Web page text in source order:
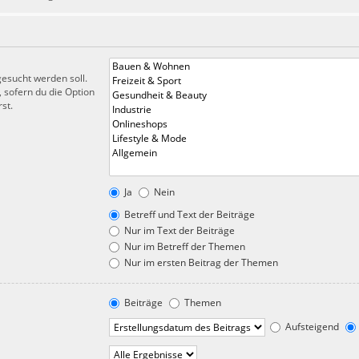
werden soll.
du die Option
Ja
Nein
Betreff und Text der Beiträge
Nur im Text der Beiträge
Nur im Betreff der Themen
Nur im ersten Beitrag der Themen
Beiträge
Themen
Aufsteigend